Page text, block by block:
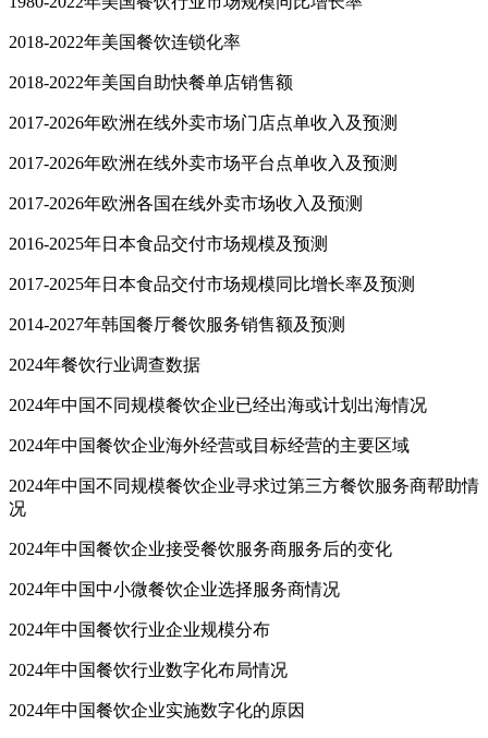
2018-2022年美国餐饮连锁化率
2018-2022年美国自助快餐单店销售额
2017-2026年欧洲在线外卖市场门店点单收入及预测
2017-2026年欧洲在线外卖市场平台点单收入及预测
2017-2026年欧洲各国在线外卖市场收入及预测
2016-2025年日本食品交付市场规模及预测
2017-2025年日本食品交付市场规模同比增长率及预测
2014-2027年韩国餐厅餐饮服务销售额及预测
2024年餐饮行业调查数据
2024年中国不同规模餐饮企业已经出海或计划出海情况
2024年中国餐饮企业海外经营或目标经营的主要区域
2024年中国不同规模餐饮企业寻求过第三方餐饮服务商帮助情
况
2024年中国餐饮企业接受餐饮服务商服务后的变化
2024年中国中小微餐饮企业选择服务商情况
2024年中国餐饮行业企业规模分布
2024年中国餐饮行业数字化布局情况
2024年中国餐饮企业实施数字化的原因